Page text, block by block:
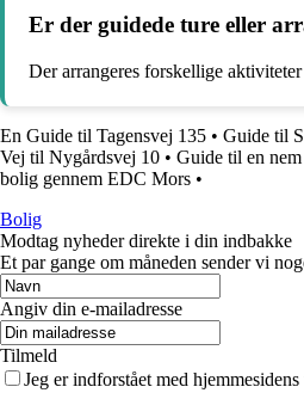
Er der guidede ture eller
Der arrangeres forskellige
En Guide til Tagensvej 135 • Guide til
Vej til Nygårdsvej 10 • Guide til en
bolig gennem EDC Mors •
Bolig
Modtag nyheder direkte i din indbakke
Et par gange om måneden sender vi
Angiv din e-mailadresse
Tilmeld
Jeg er indforstået med